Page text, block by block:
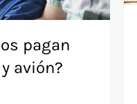
pagan
avión?